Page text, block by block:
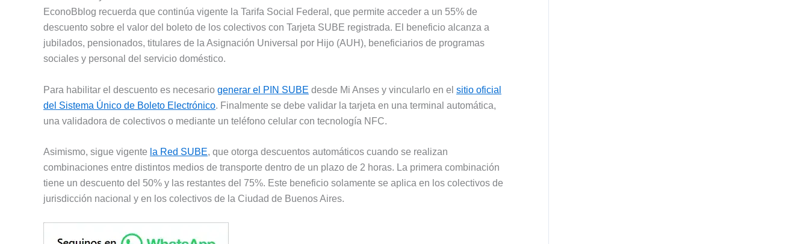
EconoBblog recuerda que continúa vigente la Tarifa Social Federal, que permite acceder a un 55% de
descuento sobre el valor del boleto de los colectivos con Tarjeta SUBE registrada. El beneficio alcanza a
jubilados, pensionados, titulares de la Asignación Universal por Hijo (AUH), beneficiarios de programas
sociales y personal del servicio doméstico.
Para habilitar el descuento es necesario generar el PIN SUBE desde Mi Anses y vincularlo en el sitio oficial
del Sistema Único de Boleto Electrónico. Finalmente se debe validar la tarjeta en una terminal automática,
una validadora de colectivos o mediante un teléfono celular con tecnología NFC.
Asimismo, sigue vigente la Red SUBE, que otorga descuentos automáticos cuando se realizan
combinaciones entre distintos medios de transporte dentro de un plazo de 2 horas. La primera combinación
tiene un descuento del 50% y las restantes del 75%. Este beneficio solamente se aplica en los colectivos de
jurisdicción nacional y en los colectivos de la Ciudad de Buenos Aires.